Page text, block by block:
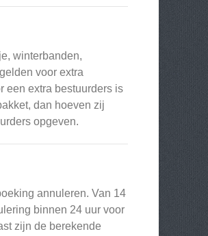
winterbanden,
voor extra
een extra bestuurders is
dan hoeven zij
opgeven.
annuleren. Van 14
binnen 24 uur voor
zijn de berekende